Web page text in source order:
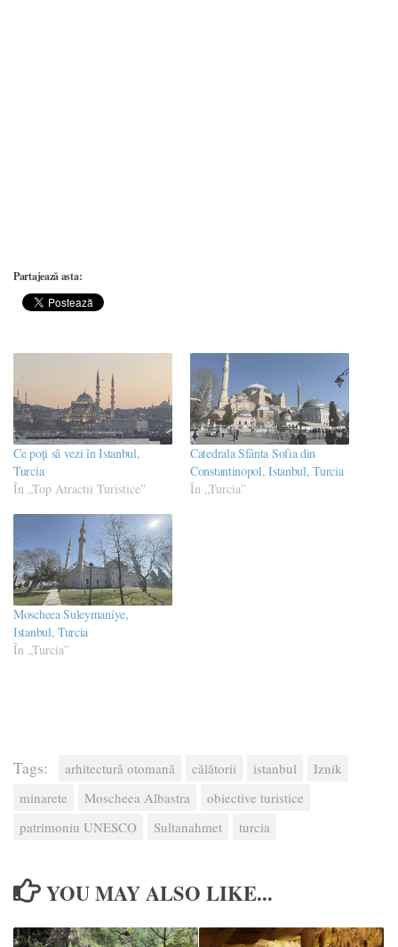
Partajează asta:
Ce poţi să vezi în Istanbul,
Turcia
În „Top Atractii Turistice”
Catedrala Sfânta Sofia din
Constantinopol, Istanbul, Turcia
În „Turcia”
Moscheea Suleymaniye,
Istanbul, Turcia
În „Turcia”
Tags: arhitectură otomană călătorii istanbul
Iznik
minarete
Moscheea Albastra
obiective turistice
patrimoniu UNESCO
Sultanahmet turcia
YOU MAY ALSO LIKE...